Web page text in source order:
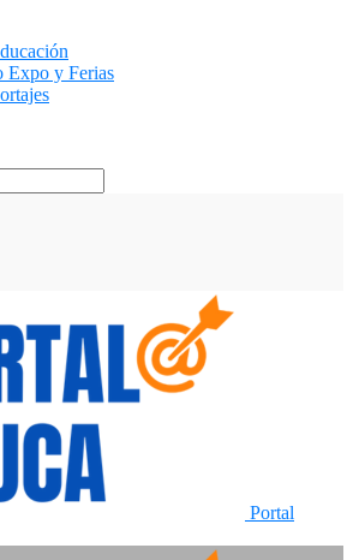
Expo y Ferias
Portal